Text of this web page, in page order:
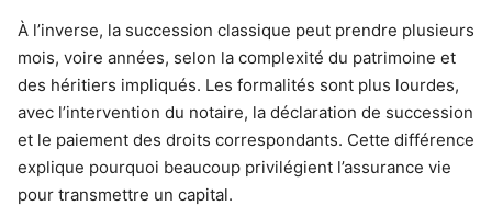
À l’inverse, la succession classique peut prendre plusieurs
mois, voire années, selon la complexité du patrimoine et
des héritiers impliqués. Les formalités sont plus lourdes,
avec l’intervention du notaire, la déclaration de succession
et le paiement des droits correspondants. Cette différence
explique pourquoi beaucoup privilégient l’assurance vie
pour transmettre un capital.